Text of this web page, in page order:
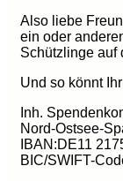
Also liebe
ein oder
Schützlinge auf
Und so könnt
Inh.
Nord-Ostsee-
IBAN:DE11
BIC/SWIFT-